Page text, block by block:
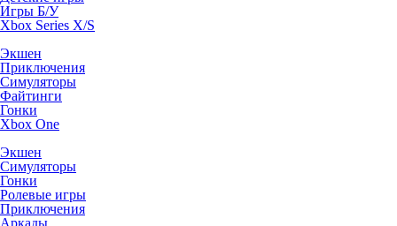
Игры Б/У
Xbox Series X/S
Экшен
Приключения
Симуляторы
Файтинги
Гонки
Xbox One
Экшен
Симуляторы
Гонки
Ролевые игры
Приключения
Аркады